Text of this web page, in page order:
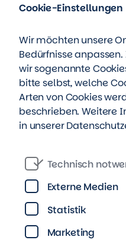
Zukunft aus und was
Mobilität in ihren
sind gute Beispiele
Streuobstwiesen in
BUGA-Klimawoche
direkt ansprechen.
Kontakt
Pressestelle Berlin
Cookie-Einstellungen
Wir möchten unsere
Bedürfnisse
wir sogenannte
bitte selbst, welche
Arten von Cookies
beschrieben. Weitere
in unserer
Technisch
Externe Medien
Statistik
Marketing